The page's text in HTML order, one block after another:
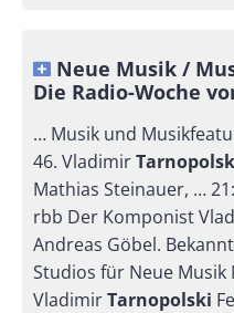
Neue Musik /
Die Radio-Woche
… Musik und
46. Vladimir
Mathias Steinauer, …
rbb Der Komponist
Andreas Göbel.
Studios für Neue Musik
VladimirTarnopolski